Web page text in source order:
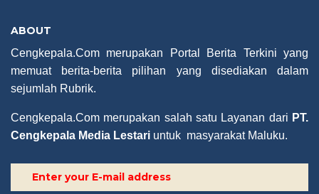
ABOUT
Cengkepala.Com merupakan Portal Berita Terkini yang
memuat berita-berita pilihan yang disediakan dalam
sejumlah Rubrik.
Cengkepala.Com merupakan salah satu Layanan dari PT.
Cengkepala Media Lestari untuk masyarakat Maluku.